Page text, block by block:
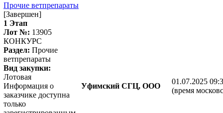
Прочие ветпрепараты
[Завершен]
1 Этап
Лот №: 13905
КОНКУРС
Раздел: Прочие
ветпрепараты
Вид закупки:
Лотовая
Информация о
заказчике доступна
только
Уфимский СГЦ, ООО
01.07.2025
(время